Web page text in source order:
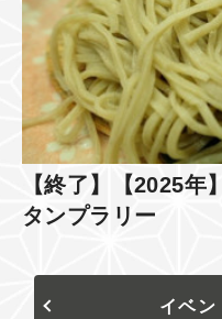
【終了】【2025年
タンプラリー
イベン